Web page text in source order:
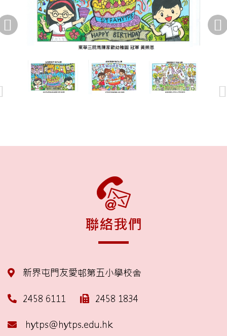
聯絡我們
新界屯門友愛邨第五小學校舍
2458 6111 2458 1834
hytps@hytps.edu.hk